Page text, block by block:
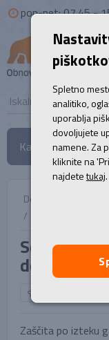
pon-pet: 07.45 -
Kategorije
Domov
/
Servisni paket
Servisni
delovne
Zaščita po izteku
Spletno
analitiko,
uporablja
dovoljujete
namene. Za
kliknite na
najdetetukaj.